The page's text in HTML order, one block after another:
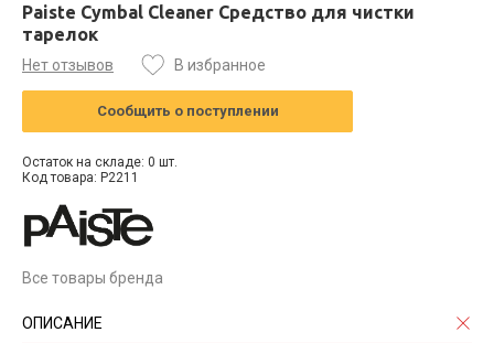
Paiste Cymbal Cleaner Средство для чистки
тарелок
Нет отзывов В избранное
Сообщить о поступлении
Остаток на складе: 0 шт.
Код товара: P2211
Все товары бренда
ОПИСАНИЕ